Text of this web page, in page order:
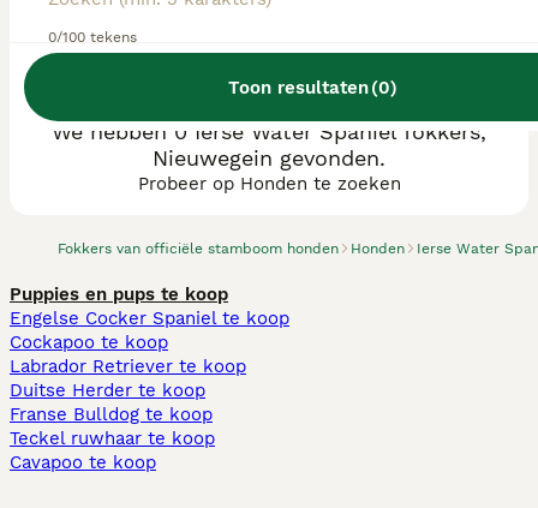
0/100 tekens
Toon resultaten(0)
Fokkers van officiële stamboom honden Honden Ierse Water
We hebben 0 Ierse Water Spaniel fokkers,
Nieuwegein gevonden.
Probeer op Honden te zoeken
Puppies en pups te koop
Engelse Cocker Spaniel te koop
Cockapoo te koop
Labrador Retriever te koop
Duitse Herder te koop
Franse Bulldog te koop
Teckel ruwhaar te koop
Cavapoo te koop